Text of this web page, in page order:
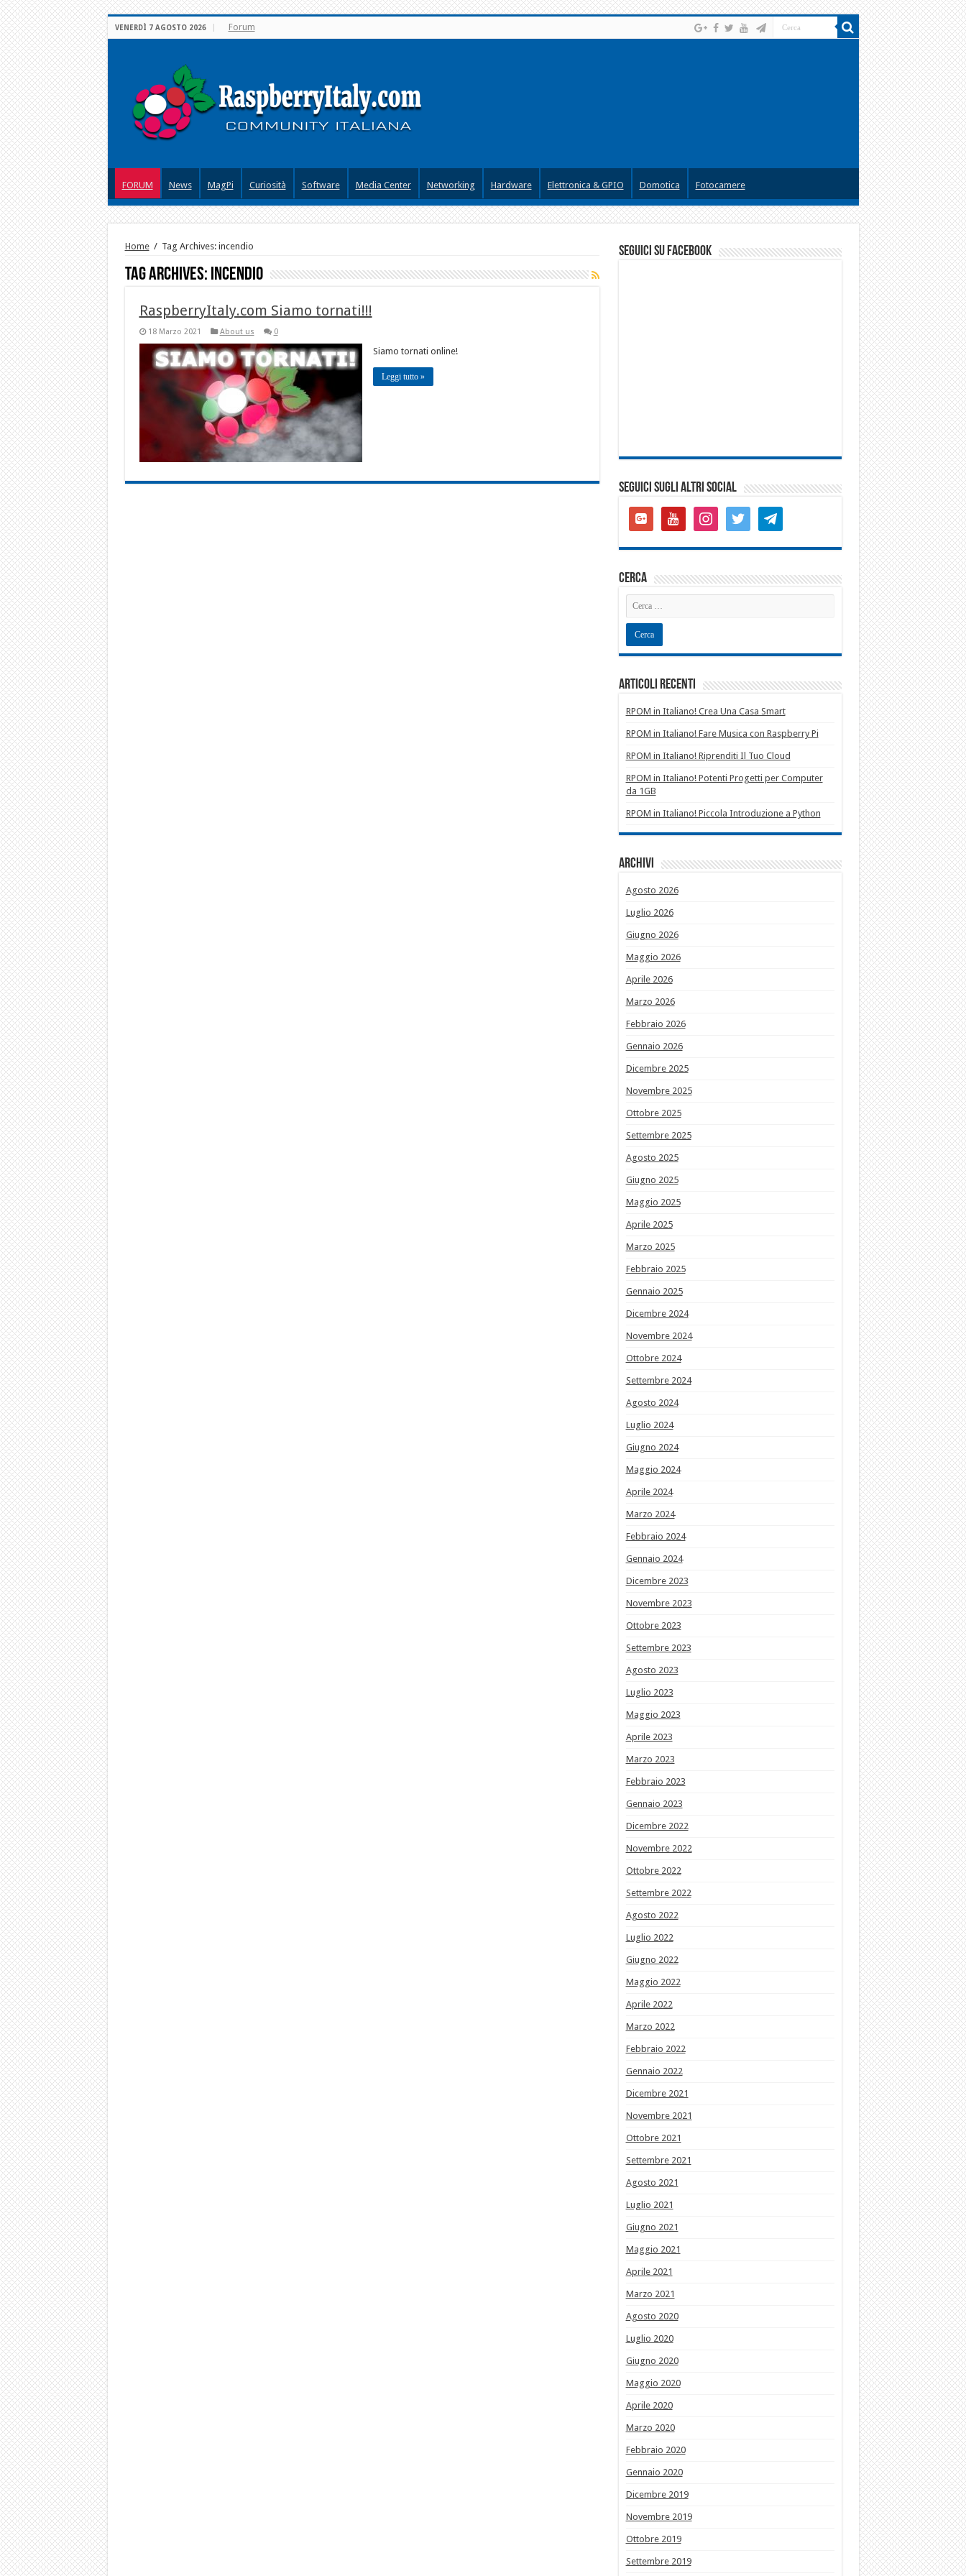
VENERDÌ 7 AGOSTO 2026 Forum
FORUM News MagPi Curiosità Software Media Center Networking Hardware Elettronica & GPIO Domotica Fotocamere
Home / Tag Archives: incendio
Tag Archives: incendio
RaspberryItaly.com Siamo tornati!!!
18 Marzo 2021 About us 0
Siamo tornati online!
Leggi tutto »
seguici su facebook
SEGUICI SUGLI ALTRI SOCIAL
google-
plus-
youtube instagramtwitter telegram
cerca
Articoli recenti
RPOM in Italiano! Crea Una Casa Smart
RPOM in Italiano! Fare Musica con Raspberry Pi
RPOM in Italiano! Riprenditi Il Tuo Cloud
RPOM in Italiano! Potenti Progetti per Computer
da 1GB
RPOM in Italiano! Piccola Introduzione a Python
Archivi
Agosto 2026
Luglio 2026
Giugno 2026
Maggio 2026
Aprile 2026
Marzo 2026
Febbraio 2026
Gennaio 2026
Dicembre 2025
Novembre 2025
Ottobre 2025
Settembre 2025
Agosto 2025
Giugno 2025
Maggio 2025
Aprile 2025
Marzo 2025
Febbraio 2025
Gennaio 2025
Dicembre 2024
Novembre 2024
Ottobre 2024
Settembre 2024
Agosto 2024
Luglio 2024
Giugno 2024
Maggio 2024
Aprile 2024
Marzo 2024
Febbraio 2024
Gennaio 2024
Dicembre 2023
Novembre 2023
Ottobre 2023
Settembre 2023
Agosto 2023
Luglio 2023
Maggio 2023
Aprile 2023
Marzo 2023
Febbraio 2023
Gennaio 2023
Dicembre 2022
Novembre 2022
Ottobre 2022
Settembre 2022
Agosto 2022
Luglio 2022
Giugno 2022
Maggio 2022
Aprile 2022
Marzo 2022
Febbraio 2022
Gennaio 2022
Dicembre 2021
Novembre 2021
Ottobre 2021
Settembre 2021
Agosto 2021
Luglio 2021
Giugno 2021
Maggio 2021
Aprile 2021
Marzo 2021
Agosto 2020
Luglio 2020
Giugno 2020
Maggio 2020
Aprile 2020
Marzo 2020
Febbraio 2020
Gennaio 2020
Dicembre 2019
Novembre 2019
Ottobre 2019
Settembre 2019